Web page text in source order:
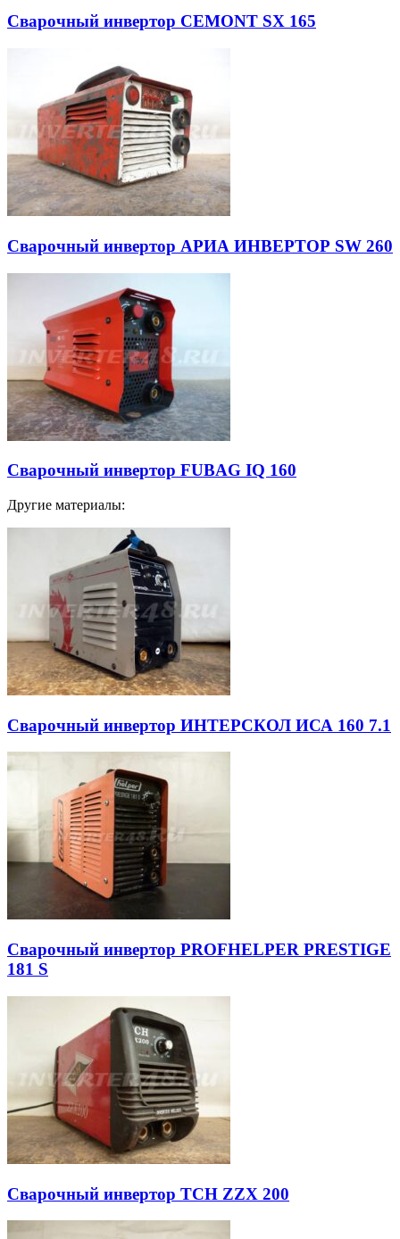
Сварочный инвертор CEMONT SX 165
Сварочный инвертор АРИА ИНВЕРТОР SW 260
Сварочный инвертор FUBAG IQ 160
Другие материалы:
Сварочный инвертор ИНТЕРСКОЛ ИСА 160 7.1
Сварочный инвертор PROFHELPER PRESTIGE
181 S
Сварочный инвертор TCH ZZX 200